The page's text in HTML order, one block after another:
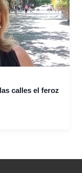
calles el feroz